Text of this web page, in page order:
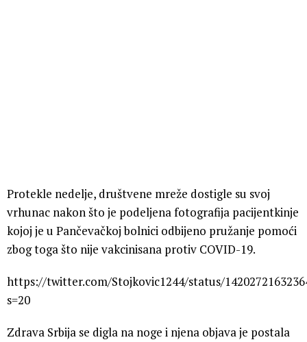
Protekle nedelje, društvene mreže dostigle su svoj
vrhunac nakon što je podeljena fotografija pacijentkinje
kojoj je u Pančevačkoj bolnici odbijeno pružanje pomoći
zbog toga što nije vakcinisana protiv COVID-19.
https://twitter.com/Stojkovic1244/status/
s=20
Zdrava Srbija se digla na noge i njena objava je postala